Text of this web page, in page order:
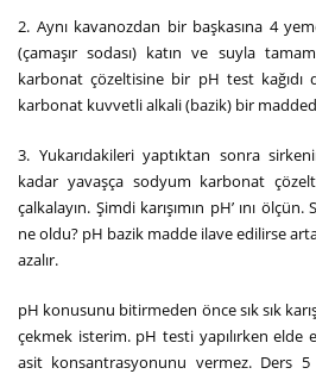
2. Aynı kavanozdan bir başkasına 4
(çamaşır sodası) katın ve suyla
karbonat çözeltisine bir pH test kağıdı
karbonat kuvvetli alkali (bazik) bir
3. Yukarıdakileri yaptıktan sonra
kadar yavaşça sodyum karbonat
çalkalayın. Şimdi karışımın pH’ ını ölçün.
ne oldu? pH bazik madde ilave edilirse
azalır.
pH konusunu bitirmeden önce sık sık
çekmek isterim. pH testi yapılırken elde
asit konsantrasyonunu vermez. Ders